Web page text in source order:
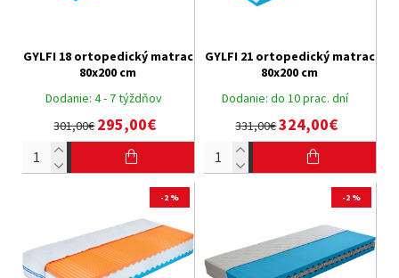
Dodanie: 4 - 7 týždňov
GYLFI 18 ortopedický matrac
80x200 cm
301,00€295,00€
Dodanie: do 10 prac. dní
GYLFI 21 ortopedický matrac
80x200 cm
331,00€324,00€
-2 % -2 %